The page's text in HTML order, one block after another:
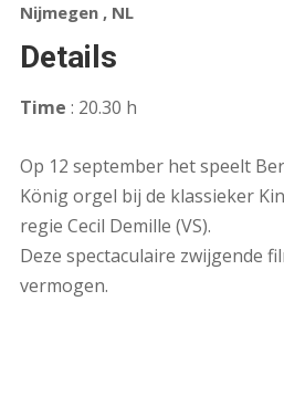
Nijmegen , NL
Details
Time : 20.30 h
Op 12 september het speelt
König orgel bij de klassieker
regie Cecil Demille (VS).
Deze spectaculaire zwijgende
vermogen.